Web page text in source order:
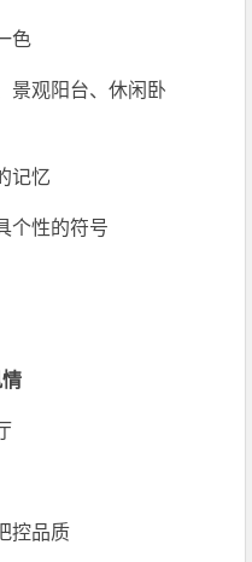
色
景观阳台、休闲卧
记忆
个性的符号
控品质